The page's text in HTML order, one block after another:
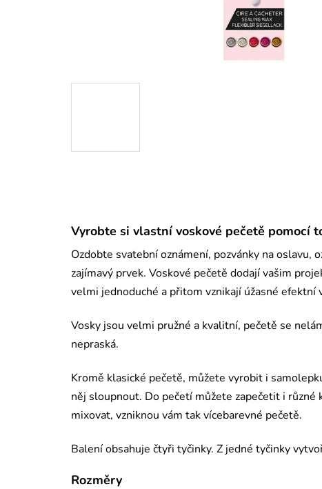
Vyrobte si vlastní voskové pečetě pomocí
Ozdobte svatební oznámení, pozvánky na
zajímavý prvek. Voskové pečetě dodají vašim
velmi jednoduché a přitom vznikají úžasné efektní
Vosky jsou velmi pružné a kvalitní, pečetě se
nepraská.
Kromě klasické pečetě, můžete vyrobit i
něj sloupnout. Do pečetí můžete zapečetit i
mixovat, vzniknou vám tak vícebarevné pečetě.
Balení obsahuje čtyři tyčinky. Z jedné tyčinky
Rozměry